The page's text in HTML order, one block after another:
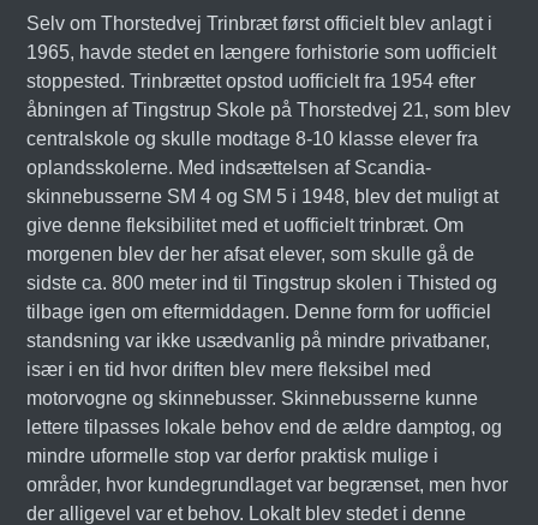
Selv om Thorstedvej Trinbræt først officielt blev anlagt i
1965, havde stedet en længere forhistorie som uofficielt
stoppested. Trinbrættet opstod uofficielt fra 1954 efter
åbningen af Tingstrup Skole på Thorstedvej 21, som blev
centralskole og skulle modtage 8-10 klasse elever fra
oplandsskolerne. Med indsættelsen af Scandia-
skinnebusserne SM 4 og SM 5 i 1948, blev det muligt at
give denne fleksibilitet med et uofficielt trinbræt. Om
morgenen blev der her afsat elever, som skulle gå de
sidste ca. 800 meter ind til Tingstrup skolen i Thisted og
tilbage igen om eftermiddagen. Denne form for uofficiel
standsning var ikke usædvanlig på mindre privatbaner,
især i en tid hvor driften blev mere fleksibel med
motorvogne og skinnebusser. Skinnebusserne kunne
lettere tilpasses lokale behov end de ældre damptog, og
mindre uformelle stop var derfor praktisk mulige i
områder, hvor kundegrundlaget var begrænset, men hvor
der alligevel var et behov. Lokalt blev stedet i denne